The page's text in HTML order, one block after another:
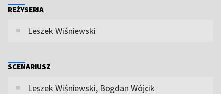
REŻYSERIA
Leszek Wiśniewski
SCENARIUSZ
Leszek Wiśniewski, Bogdan Wójcik